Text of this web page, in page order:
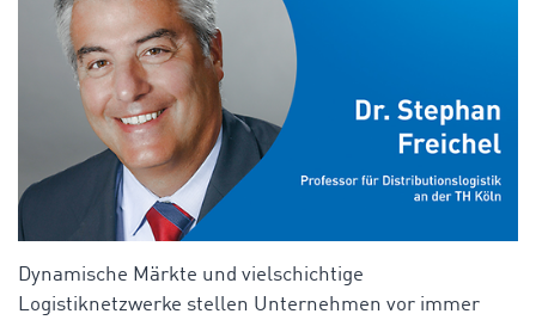
Dynamische Märkte und vielschichtige
Logistiknetzwerke stellen Unternehmen vor immer